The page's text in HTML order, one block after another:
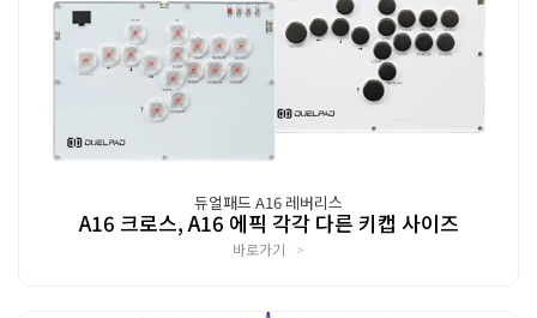
듀얼패드 A16 레버리스
A16 크로스, A16 에픽 각각 다른 키캡 사이즈
바로가기 >